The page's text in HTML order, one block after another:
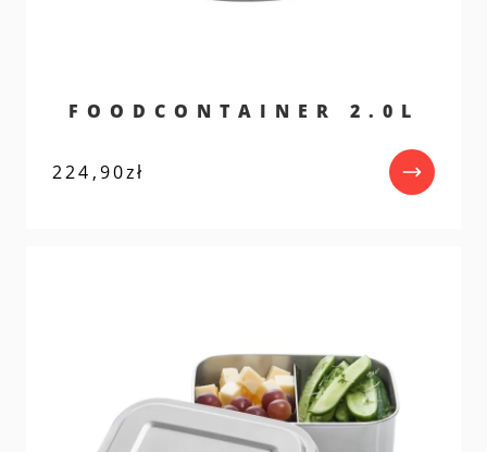
FOODCONTAINER 2.0L
224,90zł